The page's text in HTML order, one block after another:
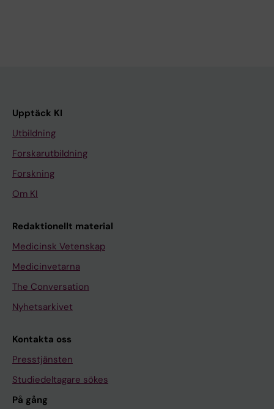
Upptäck KI
Utbildning
Forskarutbildning
Forskning
Om KI
Redaktionellt material
Medicinsk Vetenskap
Medicinvetarna
The Conversation
Nyhetsarkivet
Kontakta oss
Presstjänsten
Studiedeltagare sökes
På gång